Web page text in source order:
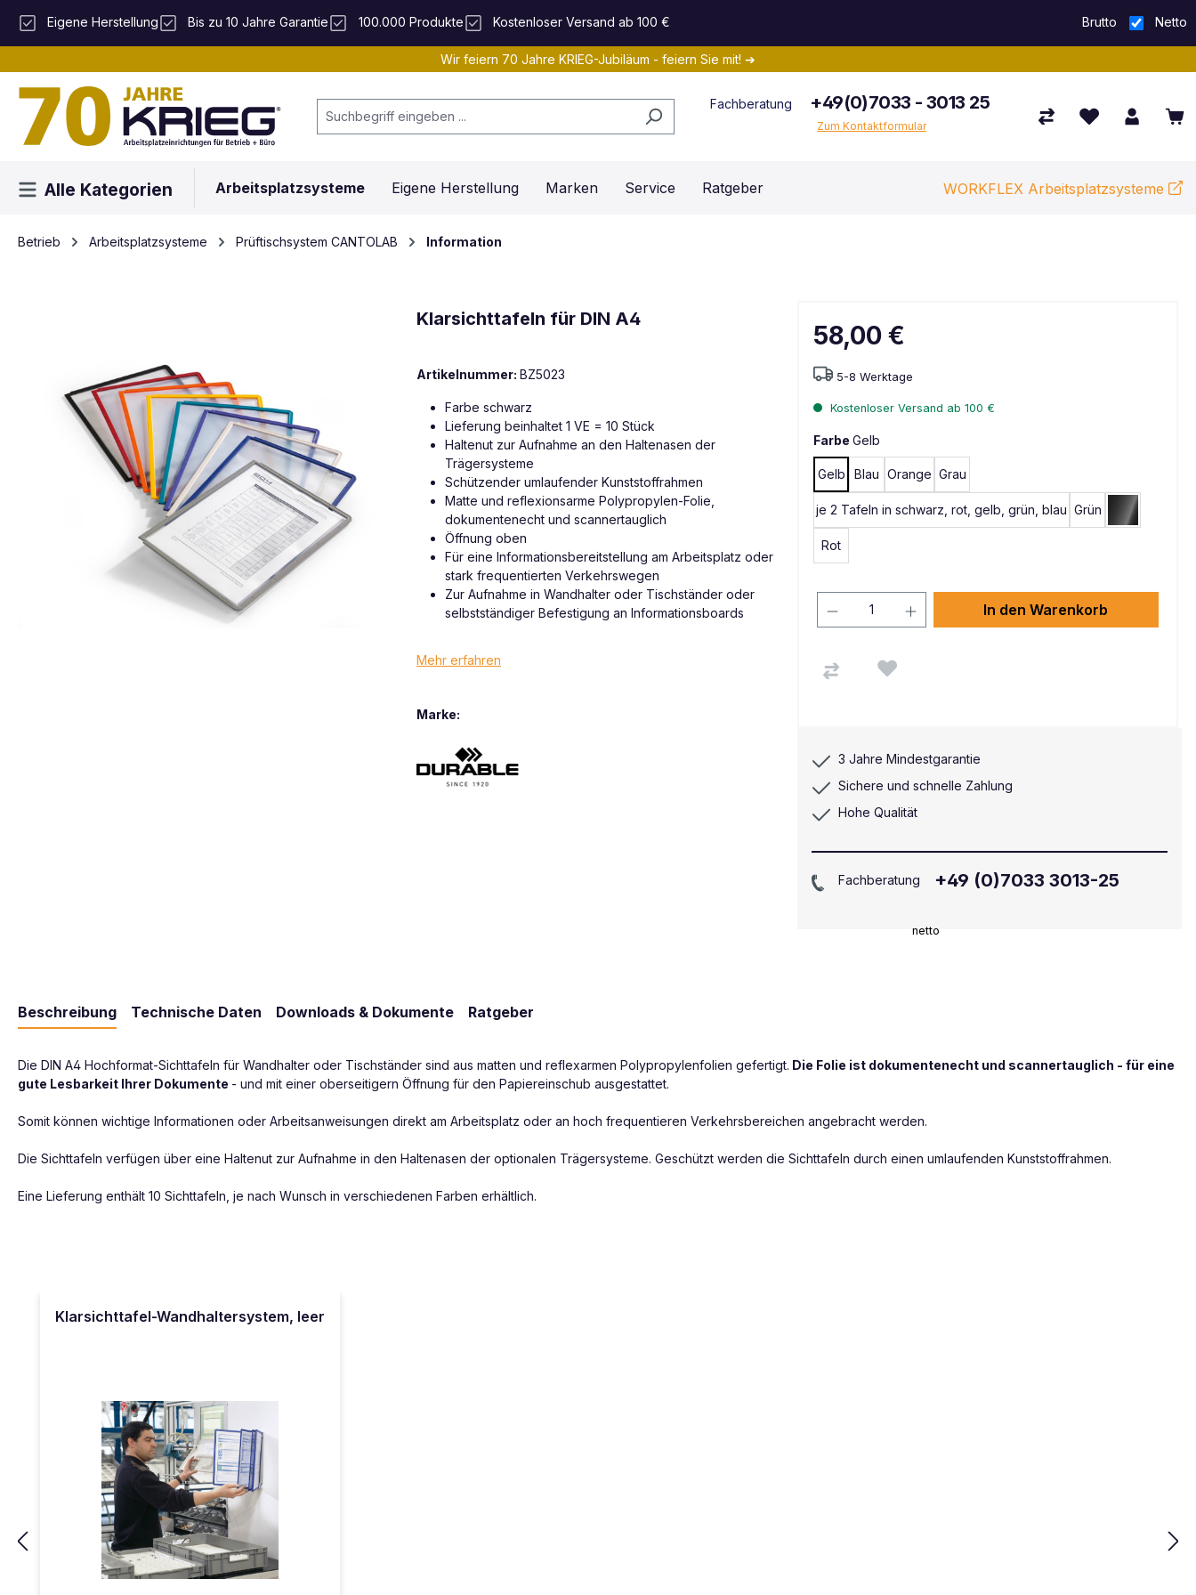
Hauptinhalt springen
Zur Suche springen
Zur Hauptnavigation springen
Eigene Herstellung Bis zu 10 Jahre Garantie 100.000 Produkte Kostenloser Versand ab 100 € Brutto Netto
Wir feiern 70 Jahre KRIEG-Jubiläum - feiern Sie mit! ➔
Fachberatung +49(0)7033 - 3013 25
Zum Kontaktformular
Alle Kategorien Arbeitsplatzsysteme Eigene Herstellung Marken Service Ratgeber WORKFLEX Arbeitsplatzsysteme
Betrieb Arbeitsplatzsysteme Prüftischsystem CANTOLAB Information
Klarsichttafeln für DIN A4
Artikelnummer: BZ5023
Farbe schwarz
Lieferung beinhaltet 1 VE = 10 Stück
Haltenut zur Aufnahme an den Haltenasen der
Trägersysteme
Schützender umlaufender Kunststoffrahmen
Matte und reflexionsarme Polypropylen-Folie,
dokumentenecht und scannertauglich
Öffnung oben
Für eine Informationsbereitstellung am Arbeitsplatz oder
stark frequentierten Verkehrswegen
Zur Aufnahme in Wandhalter oder Tischständer oder
selbstständiger Befestigung an Informationsboards
Mehr erfahren
Marke:
58,00 €
netto
5-8 Werktage
Kostenloser Versand ab 100 €
Farbe Gelb
Gelb Blau Orange Grau
je 2 Tafeln in schwarz, rot, gelb, grün, blau Grün
Schwarz
Rot
In den Warenkorb
3 Jahre Mindestgarantie
Sichere und schnelle Zahlung
Hohe Qualität
Fachberatung +49 (0)7033 3013-25
Beschreibung Technische Daten Downloads & Dokumente Ratgeber
Die DIN A4 Hochformat-Sichttafeln für Wandhalter oder Tischständer sind aus matten und reflexarmen Polypropylenfolien gefertigt. Die Folie ist dokumentenecht und scannertauglich - für eine
gute Lesbarkeit Ihrer Dokumente - und mit einer oberseitigern Öffnung für den Papiereinschub ausgestattet.
Somit können wichtige Informationen oder Arbeitsanweisungen direkt am Arbeitsplatz oder an hoch frequentieren Verkehrsbereichen angebracht werden.
Die Sichttafeln verfügen über eine Haltenut zur Aufnahme in den Haltenasen der optionalen Trägersysteme. Geschützt werden die Sichttafeln durch einen umlaufenden Kunststoffrahmen.
Eine Lieferung enthält 10 Sichttafeln, je nach Wunsch in verschiedenen Farben erhältlich.
Klarsichttafel-Wandhaltersystem, leer